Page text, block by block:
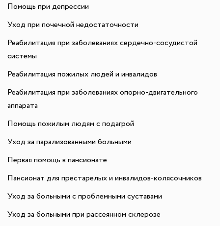
Помощь при депрессии
Уход при почечной недостаточности
Реабилитация при заболеваниях сердечно-сосудистой
системы
Реабилитация пожилых людей и инвалидов
Реабилитация при заболеваниях опорно-двигательного
аппарата
Помощь пожилым людям с подагрой
Уход за парализованными больными
Первая помощь в пансионате
Пансионат для престарелых и инвалидов-колясочников
Уход за больными с проблемными суставами
Уход за больными при рассеянном склерозе